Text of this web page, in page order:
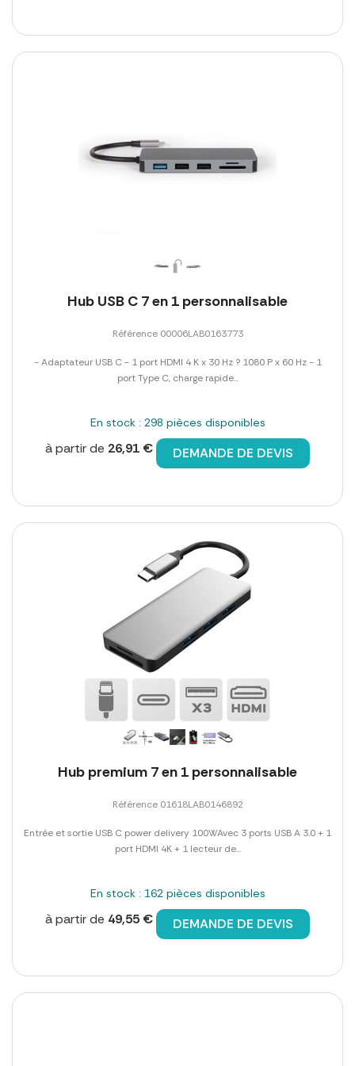
Hub USB C 7 en 1 personnalisable
Référence 00006LAB0163773
- Adaptateur USB C - 1 port HDMI 4 K x 30 Hz ? 1080 P x 60 Hz - 1
port Type C, charge rapide...
En stock : 298 pièces disponibles
à partir de 26,91 € DEMANDE DE DEVIS
Hub premium 7 en 1 personnalisable
Référence 01618LAB0146892
Entrée et sortie USB C power delivery 100WAvec 3 ports USB A 3.0 + 1
port HDMI 4K + 1 lecteur de...
En stock : 162 pièces disponibles
à partir de 49,55 € DEMANDE DE DEVIS